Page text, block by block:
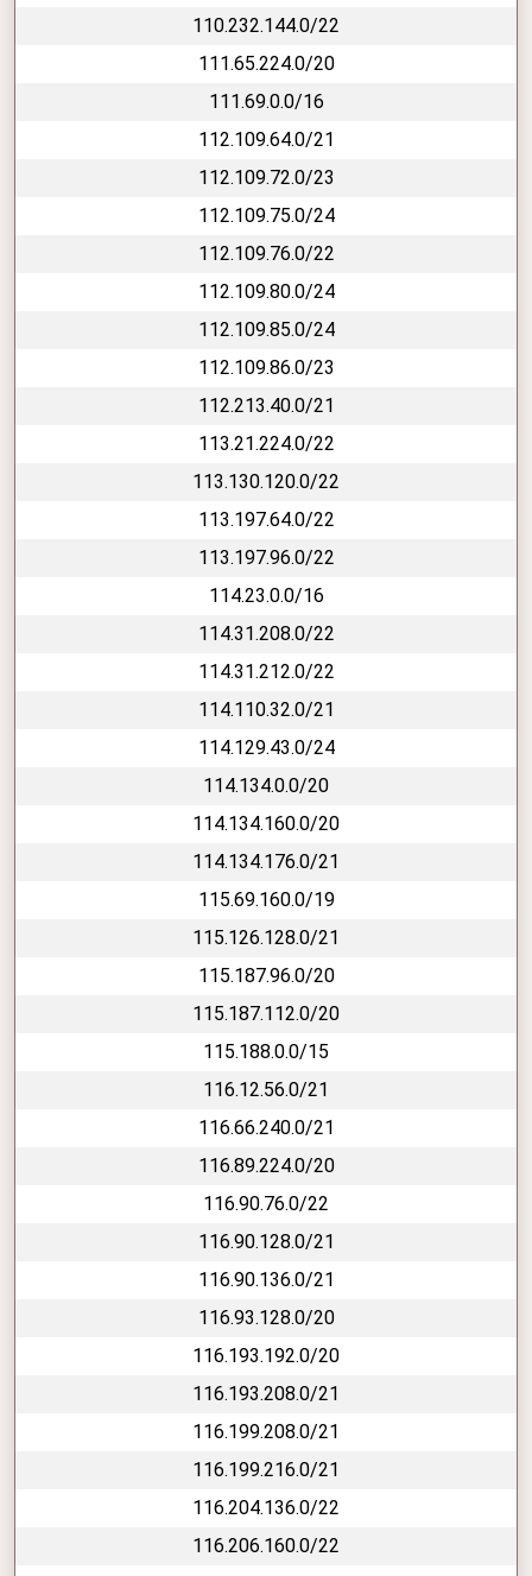
110.232.144.0/22
111.65.224.0/20
111.69.0.0/16
112.109.64.0/21
112.109.72.0/23
112.109.75.0/24
112.109.76.0/22
112.109.80.0/24
112.109.85.0/24
112.109.86.0/23
112.213.40.0/21
113.21.224.0/22
113.130.120.0/22
113.197.64.0/22
113.197.96.0/22
114.23.0.0/16
114.31.208.0/22
114.31.212.0/22
114.110.32.0/21
114.129.43.0/24
114.134.0.0/20
114.134.160.0/20
114.134.176.0/21
115.69.160.0/19
115.126.128.0/21
115.187.96.0/20
115.187.112.0/20
115.188.0.0/15
116.12.56.0/21
116.66.240.0/21
116.89.224.0/20
116.90.76.0/22
116.90.128.0/21
116.90.136.0/21
116.93.128.0/20
116.193.192.0/20
116.193.208.0/21
116.199.208.0/21
116.199.216.0/21
116.204.136.0/22
116.206.160.0/22